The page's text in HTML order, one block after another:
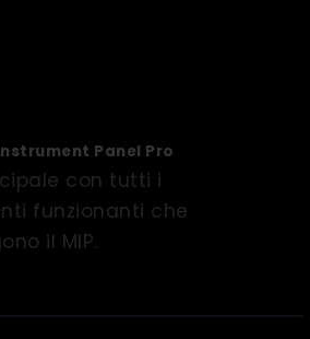
Panel Pro
con tutti i
funzionanti che
il MIP.